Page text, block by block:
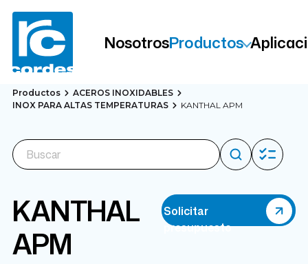
NosotrosProductos
Productos
ACEROS INOXIDABLES
INOX PARA ALTAS TEMPERATURAS
KANTHAL APM
KANTHAL
APM
Solicitar
presupuesto